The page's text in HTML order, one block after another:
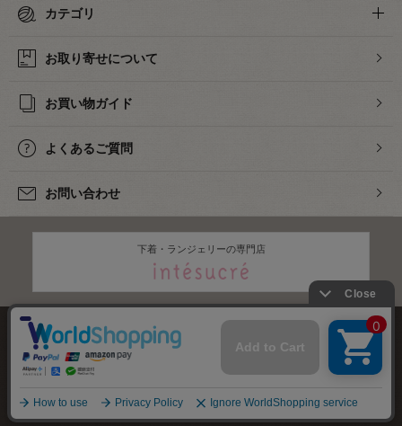
カテゴリ
お取り寄せについて
お買い物ガイド
よくあるご質問
お問い合わせ
下着・ランジェリーの専門店
株式会社オカダヤ
特定商取引法に基づく表記 プライバシーポリシー サイトマップ
2012-2026OKADAYA CO.,LTD.